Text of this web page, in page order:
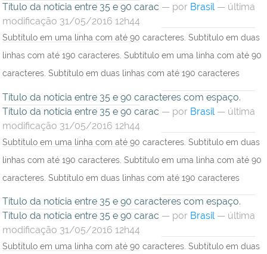
Título da notícia entre 35 e 90 carac — por Brasil— última
modificação 31/05/2016 12h44
Subtítulo em uma linha com até 90 caracteres. Subtítulo em duas
linhas com até 190 caracteres. Subtítulo em uma linha com até 90
caracteres. Subtítulo em duas linhas com até 190 caracteres
Título da notícia entre 35 e 90 caracteres com espaço.
Título da notícia entre 35 e 90 carac — por Brasil — última
modificação 31/05/2016 12h44
Subtítulo em uma linha com até 90 caracteres. Subtítulo em duas
linhas com até 190 caracteres. Subtítulo em uma linha com até 90
caracteres. Subtítulo em duas linhas com até 190 caracteres
Título da notícia entre 35 e 90 caracteres com espaço.
Título da notícia entre 35 e 90 carac — por Brasil— última
modificação 31/05/2016 12h44
Subtítulo em uma linha com até 90 caracteres. Subtítulo em duas